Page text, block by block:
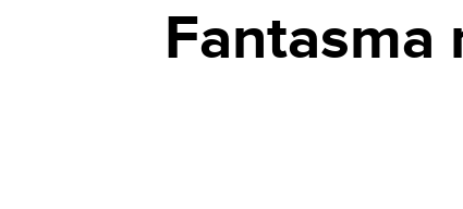
Fantasma